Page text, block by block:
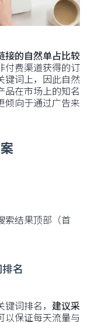
接的自然单占比较
付费渠道获得的订
键词上，因此自然
品在市场上的知名
倾向于通过广告来
索结果顶部（首
名
词排名， 建议采
以保证每天流量与